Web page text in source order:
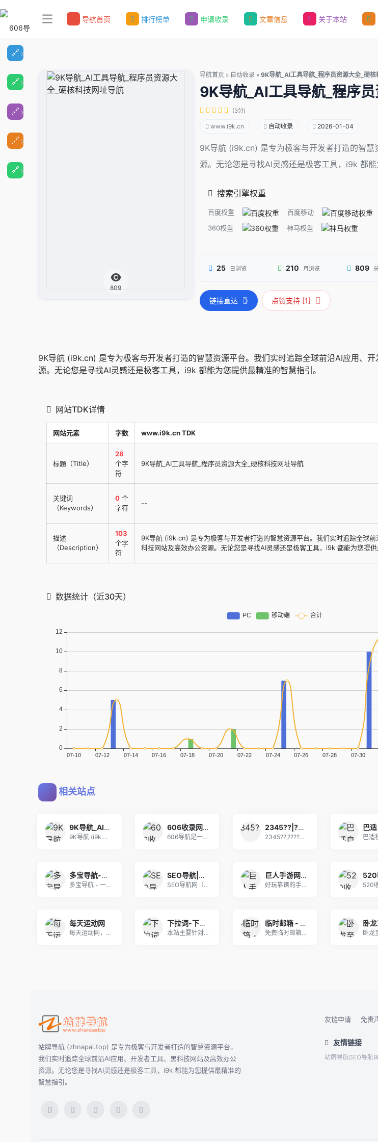
导航首页 排行榜单 申请收录 文章信息 关于本站
809
导航首页 » 自动收录 » 9K导航_AI工具导航_程序员资源大全_硬核
9K导航_AI工具导航_程序
(3分)
www.i9k.cn 自动收录 2026-01-04
9K导航 (i9k.cn) 是专为极客与开发者打造的智
源。无论您是寻找AI灵感还是极客工具，i9k 都能
搜索引擎权重
百度权重 百度移动
360权重
神马权重
25 日浏览 210 月浏览 809
链接直达 点赞支持 [1]
9K导航 (i9k.cn) 是专为极客与开发者打造的智慧资源平台。我们实时追踪全球前沿AI应用、
源。无论您是寻找AI灵感还是极客工具，i9k 都能为您提供最精准的智慧指引。
网站TDK详情
网站元素 字数 www.i9k.cn TDK
标题（Title）
28
个字
符
9K导航_AI工具导航_程序员资源大全_硬核科技网址导航
关键词
（Keywords）
0 个
字符
--
描述
（Description）
103
个字
符
9K导航 (i9k.cn) 是专为极客与开发者打造的智慧资源平台。我们实时追踪全球
科技网站及高效办公资源。无论您是寻找AI灵感还是极客工具，i9k 都能为您提供
数据统计（近30天）
相关站点
9K导航_AI工具导航_程序员资源大全_硬核科技网址导航
9K导航 (i9k.cn) 是专为极客与开发者打
606收录网,免费自动秒收录网址,提供自动收录,网站导航大全源码,自动链,友情链接交换。
606导航是一个精心挑选的优质网址大全,通往精彩
2345??|??վ??¼|2345????|2345??????
2345??,?????????????????
多宝导航-网址大全_好用的网站网址导航
多宝导航 - 一个优质的垂直分类网站网址导航，方
SEO导航|全站优选导航_精选优质网址大全_站长设计师高效工作入口
SEO导航网（seonav.cn）是一个精选优质
巨人手游网 - 手机软件下载_手机游戏下载_好玩的手机游戏
好玩靠谱的手机游戏，想知道手游下载平台哪个好，好
520
每天运动网
每天运动网，是广大运动者修改步数工具。
下拉词-下拉框关键词软件-下拉框搜索词-微信百度抖音小红书下拉词怎么上
本站主要针对下拉词进行排名优化，通过对关键词的选
临时邮箱 - 免费临时邮箱服务-安全在线临时电子邮箱|Temp Mail
免费临时邮箱服务，安全在线临时电子邮箱提供临时邮
站牌导航 (zhnapai.top) 是专为极客与开发者打造的智慧资源平台。
我们实时追踪全球前沿AI应用、开发者工具、黑科技网站及高效办公
资源。无论您是寻找AI灵感还是极客工具，i9k 都能为您提供最精准的
智慧指引。
友链申请 · 免责
友情链接
站牌导航SEO导航